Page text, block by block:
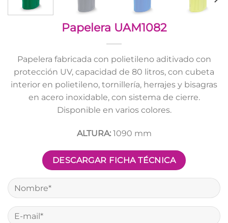
Papelera UAM1082
Papelera fabricada con polietileno aditivado con
protección UV, capacidad de 80 litros, con cubeta
interior en polietileno, tornillería, herrajes y bisagras
en acero inoxidable, con sistema de cierre.
Disponible en varios colores.
ALTURA: 1090 mm
DESCARGAR FICHA TÉCNICA